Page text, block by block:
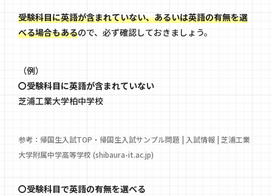
受験科目に英語が含まれていない、あるいは英語の有無を選
べる場合もあるので、必ず確認しておきましょう。
（例）
〇受験科目に英語が含まれていない
芝浦工業大学柏中学校
参考： 帰国生入試TOP・帰国生入試サンプル問題 | 入試情報 | 芝浦工業
大学附属中学高等学校 (shibaura-it.ac.jp)
〇受験科目で英語の有無を選べる